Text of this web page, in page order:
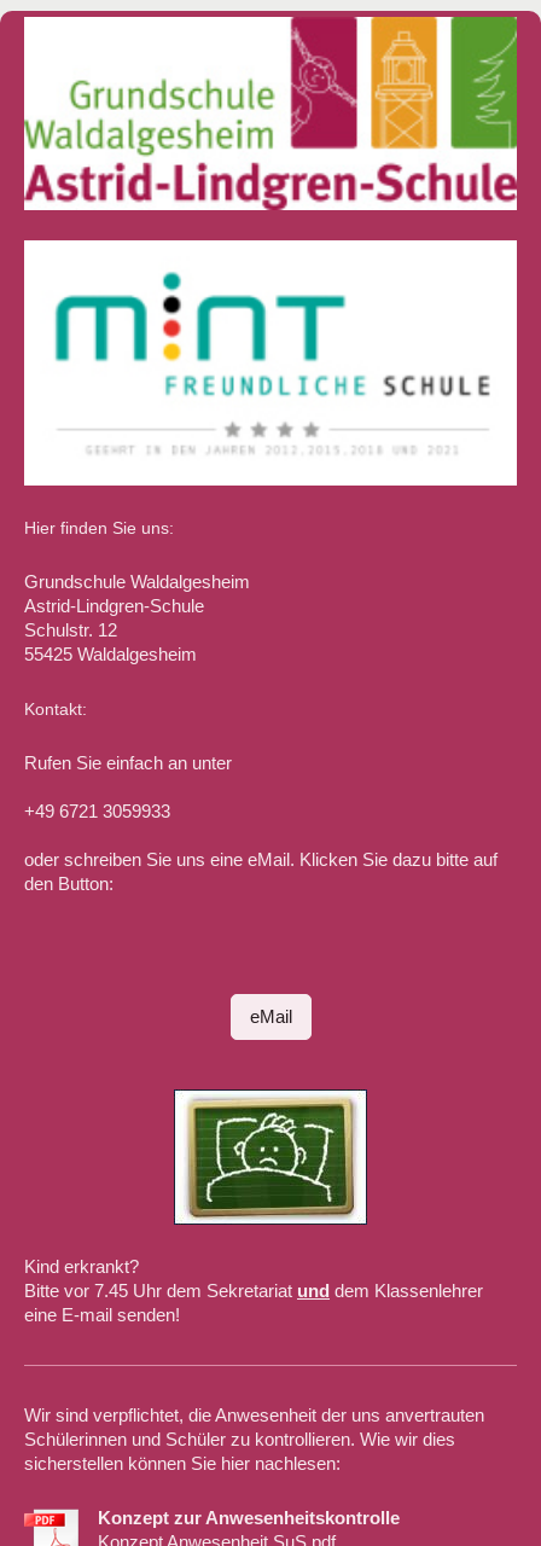
Hier finden Sie uns:
Grundschule Waldalgesheim
Astrid-Lindgren-Schule
Schulstr. 12
55425 Waldalgesheim
Kontakt:
Rufen Sie einfach an unter
+49 6721 3059933
oder schreiben Sie uns eine eMail. Klicken Sie dazu bitte auf
den Button:
eMail
Kind erkrankt?
Bitte vor 7.45 Uhr dem Sekretariat und dem Klassenlehrer
eine E-mail senden!
Wir sind verpflichtet, die Anwesenheit der uns anvertrauten
Schülerinnen und Schüler zu kontrollieren. Wie wir dies
sicherstellen können Sie hier nachlesen:
Konzept zur Anwesenheitskontrolle
Konzept Anwesenheit SuS.pdf